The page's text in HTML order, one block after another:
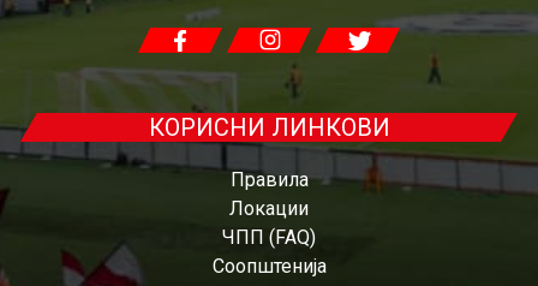
КОРИСНИ ЛИНКОВИ
Правила
Локации
ЧПП (FAQ)
Соопштенија